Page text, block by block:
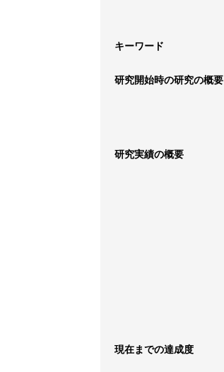
キーワード
研究開始時の研究の概要
研究実績の概要
現在までの達成度